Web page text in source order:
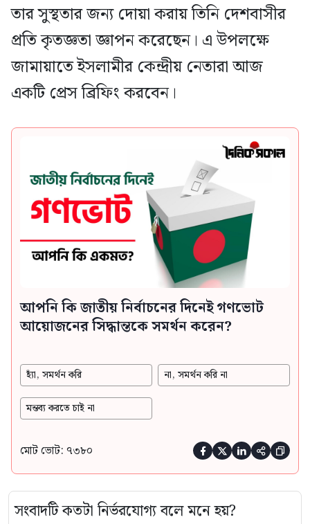
তার সুস্থতার জন্য দোয়া করায় তিনি দেশবাসীর
প্রতি কৃতজ্ঞতা জ্ঞাপন করেছেন। এ উপলক্ষে
জামায়াতে ইসলামীর কেন্দ্রীয় নেতারা আজ
একটি প্রেস ব্রিফিং করবেন।
আপনি কি জাতীয় নির্বাচনের দিনেই গণভোট
আয়োজনের সিদ্ধান্তকে সমর্থন করেন?
হ্যাঁ, সমর্থন করি না, সমর্থন করি না
মন্তব্য করতে চাই না
মোট ভোট: ৭৩৮০     
সংবাদটি কতটা নির্ভরযোগ্য বলে মনে হয়?